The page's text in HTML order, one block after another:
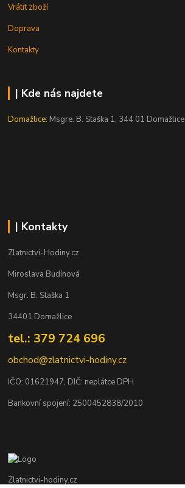
Vrátit zboží
Doprava
Kontakty
| Kde nás najdete
Domažlice: Msgre. B. Staška 1, 344 01 Domažlice
| Kontakty
Zlatnictvi-Hodiny.cz
Miroslava Budínová
Msgr. B. Staška 1
34401 Domažlice
tel.: 379 724 696
obchod@zlatnictvi-hodiny.cz
IČO: 01621947, DIČ: neplátce DPH
Bankovní spojení: 2500452838/2010
Zlatnictvi-hodiny.cz